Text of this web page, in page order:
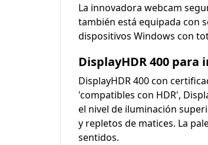
La innovadora webcam
también está equipada con
dispositivos Windows con
DisplayHDR 400 para
DisplayHDR 400 con
'compatibles con HDR',
el nivel de iluminación
y repletos de matices. La
sentidos.